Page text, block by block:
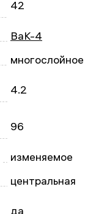
42
BaK-4
многослойное
4.2
96
изменяемое
центральная
да